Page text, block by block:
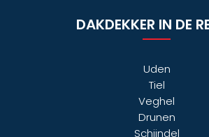
DAKDEKKER IN DE
Uden
Tiel
Veghel
Drunen
Schijndel